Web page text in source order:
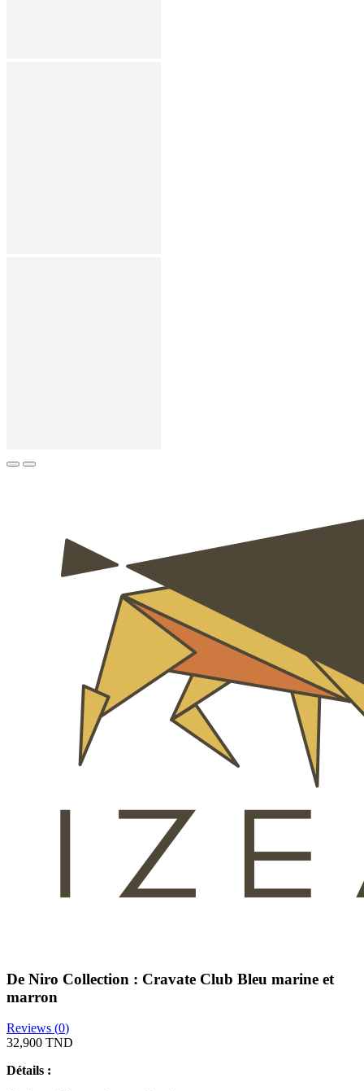
De Niro Collection : Cravate Club Bleu marine et
marron
Reviews (0)
32,900 TND
Détails :